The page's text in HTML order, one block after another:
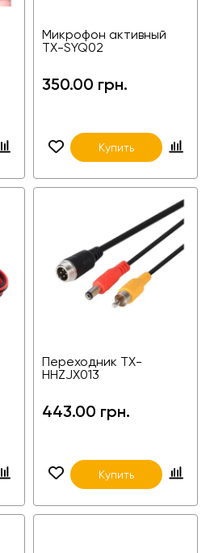
Микрофон активный
TX-SYQ02
350.00 грн.
Купить
Переходник TX-
HHZJX013
443.00 грн.
Купить